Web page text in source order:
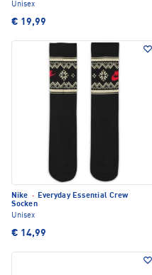
Unisex
€ 19,99
Nike · Everyday Essential Crew
Socken
Unisex
€ 14,99